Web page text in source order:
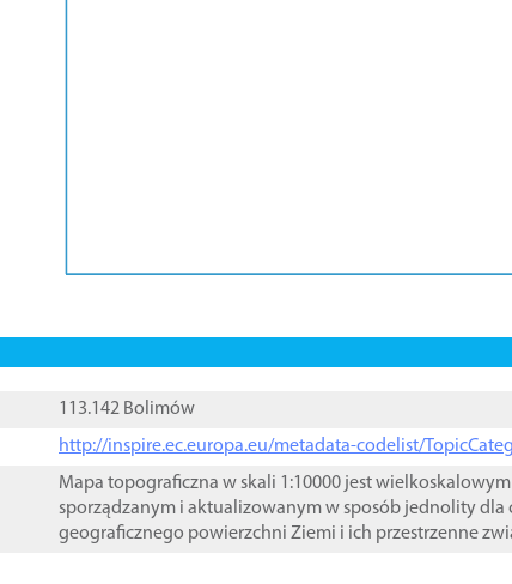
113.142 Bolimów
http://inspire.ec.europa.eu/metadata-codelist/
Mapa topograficzna w skali 1:10000 jest
sporządzanym i aktualizowanym w sposób jednolity dla
geograficznego powierzchni Ziemi i ich przestrzenne